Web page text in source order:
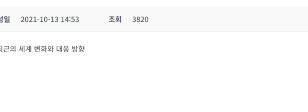
일 2021-10-13 14:53 조회 3820
의 세계 변화와 대응 방향